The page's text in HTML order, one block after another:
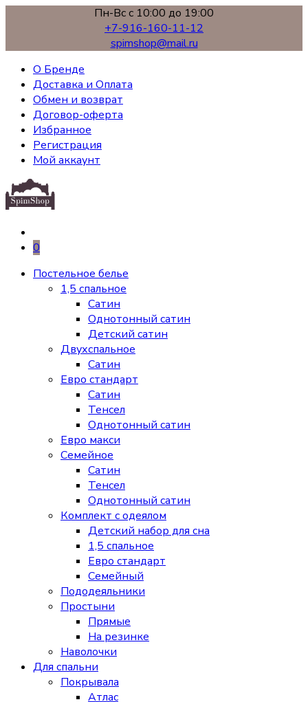
Пн-Вс с 10:00 до 19:00
+7-916-160-11-12
spimshop@mail.ru
О Бренде
Доставка и Оплата
Обмен и возврат
Договор-оферта
Избранное
Регистрация
Мой аккаунт
0
Постельное белье
1,5 спальное
Сатин
Однотонный сатин
Детский сатин
Двухспальное
Сатин
Евро стандарт
Сатин
Тенсел
Однотонный сатин
Евро макси
Семейное
Сатин
Тенсел
Однотонный сатин
Комплект с одеялом
Детский набор для сна
1,5 спальное
Евро стандарт
Семейный
Пододеяльники
Простыни
Прямые
На резинке
Наволочки
Для спальни
Покрывала
Атлас